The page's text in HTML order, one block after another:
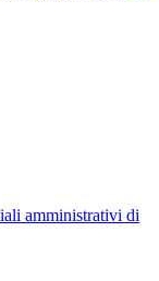
amministrativi di